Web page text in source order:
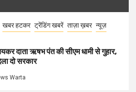
खबर हटकर ट्रेंडिंग खबरें ताज़ा ख़बर न्यूज़
दाता ऋषभ पंत की सीएम धामी से गुहार,
दो सरकार
Warta